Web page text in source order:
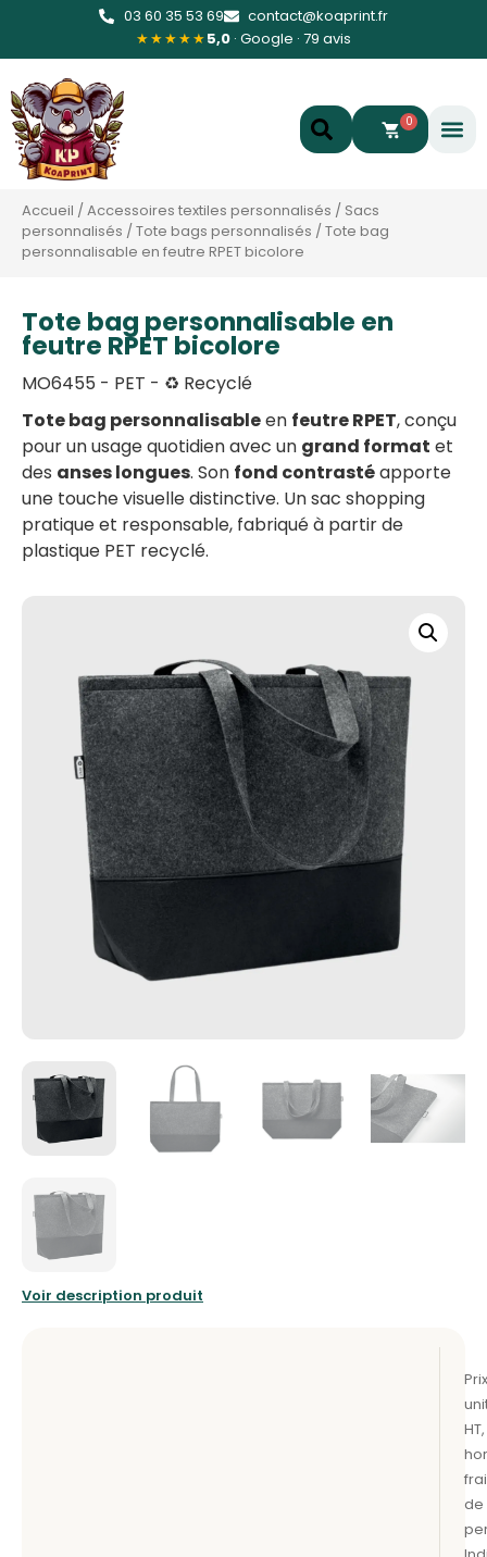
03 60 35 53 69
contact@koaprint.fr
★★★★★5,0 · Google · 79 avis
0
Accueil /Accessoires textiles personnalisés / Sacs
personnalisés /Tote bags personnalisés /Tote bag
personnalisable en feutre RPET bicolore
Tote bag personnalisable en
feutre RPET bicolore
MO6455 - PET - ♻️ Recyclé
Tote bag personnalisableen feutre RPET, conçu
pour un usage quotidien avec un grand format et
des anses longues. Son fond contrastéapporte
une touche visuelle distinctive. Un sac shopping
pratique et responsable, fabriqué à partir de
plastique PET recyclé.
Voir description produit